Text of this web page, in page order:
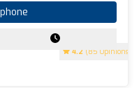
4.2 (85 Opinions)